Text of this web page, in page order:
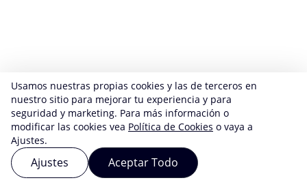
Usamos nuestras propias cookies y las de terceros en
nuestro sitio para mejorar tu experiencia y para
seguridad y marketing. Para más información o
modificar las cookies vea Política de Cookies o vaya a
Ajustes.
Ajustes Aceptar Todo